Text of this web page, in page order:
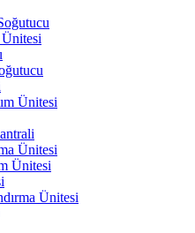
Ünitesi
Ünitesi
Ünitesi
Ünitesi